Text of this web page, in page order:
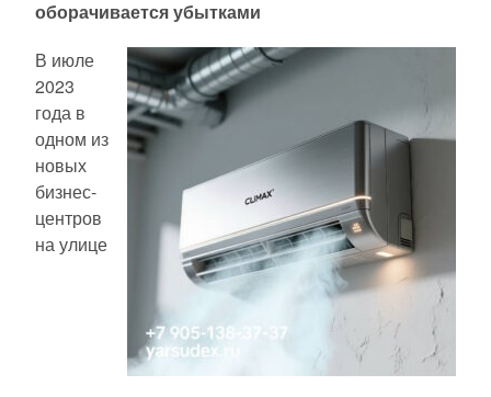
оборачивается убытками
В июле
2023
года в
одном из
новых
бизнес-
центров
на улице